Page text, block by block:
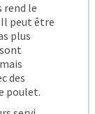
rend le
Il peut être
plus
des
poulet.